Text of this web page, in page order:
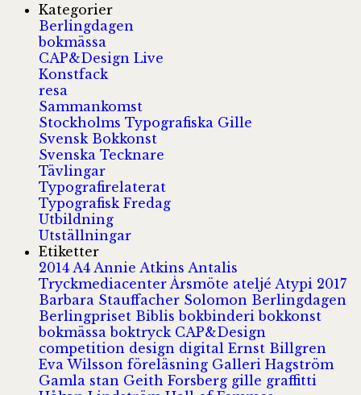
Kategorier
Berlingdagen
bokmässa
CAP&Design Live
Konstfack
resa
Sammankomst
Stockholms Typografiska Gille
Svensk Bokkonst
Svenska Tecknare
Tävlingar
Typografirelaterat
Typografisk Fredag
Utbildning
Utställningar
Etiketter
2014 A4 Annie Atkins Antalis
Tryckmediacenter Årsmöte ateljé Atypi 2017
Barbara Stauffacher Solomon Berlingdagen
Berlingpriset Biblisbokbinderibokkonst
bokmässaboktryck CAP&Design
competition design digital Ernst Billgren
Eva Wilsson föreläsning Galleri Hagström
Gamla stan Geith Forsberg gille graffitti